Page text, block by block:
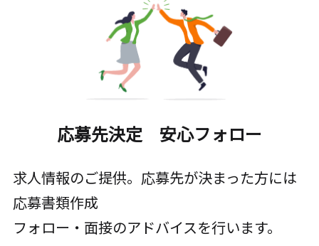
応募先決定 安心フォロー
求人情報のご提供。応募先が決まった方には
応募書類作成
フォロー・面接のアドバイスを行います。